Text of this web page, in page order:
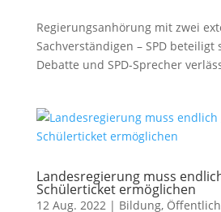
Regierungsanhörung mit zwei
Sachverständigen – SPD beteiligt
Debatte und SPD-Sprecher
Landesregierung muss
Schülerticket ermöglichen
12 Aug. 2022| Bildung,